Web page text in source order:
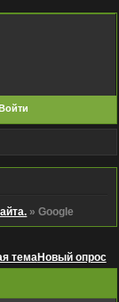
»Google
темаНовый опрос